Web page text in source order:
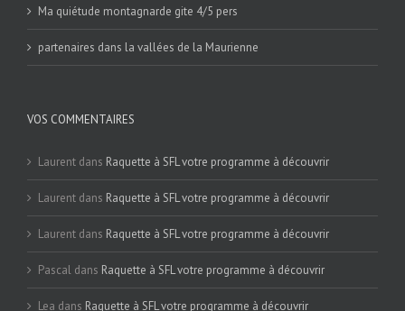
Ma quiétude montagnarde gite 4/5 pers
partenaires dans la vallées de la Maurienne
VOS COMMENTAIRES
Laurent dans Raquette à SFL votre programme à découvrir
Laurent dans Raquette à SFL votre programme à découvrir
Laurent dans Raquette à SFL votre programme à découvrir
Pascal dans Raquette à SFL votre programme à découvrir
Lea dans Raquette à SFL votre programme à découvrir